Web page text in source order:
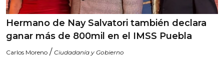
Hermano de Nay Salvatori también declara
ganar más de 800mil en el IMSS Puebla
Carlos Moreno / Ciudadanía y Gobierno